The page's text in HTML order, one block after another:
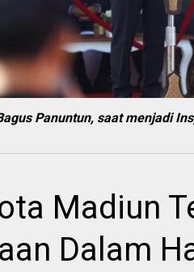
Panuntun, saat menjadi
Madiun
Dalam